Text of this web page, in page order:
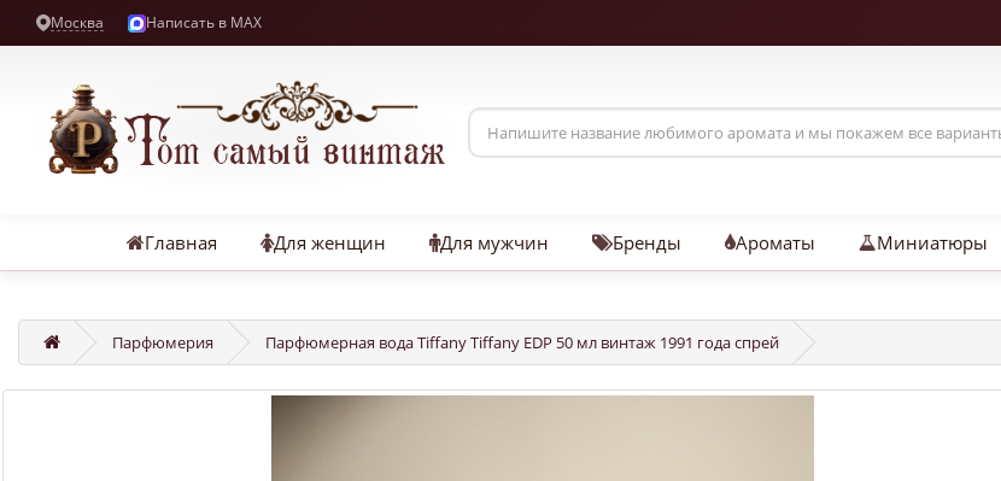
Москва Написать в MAX
Главная Для женщин Для мужчин Бренды Ароматы Миниатюры
Парфюмерия Парфюмерная вода Tiffany Tiffany EDP 50 мл винтаж 1991 года спрей